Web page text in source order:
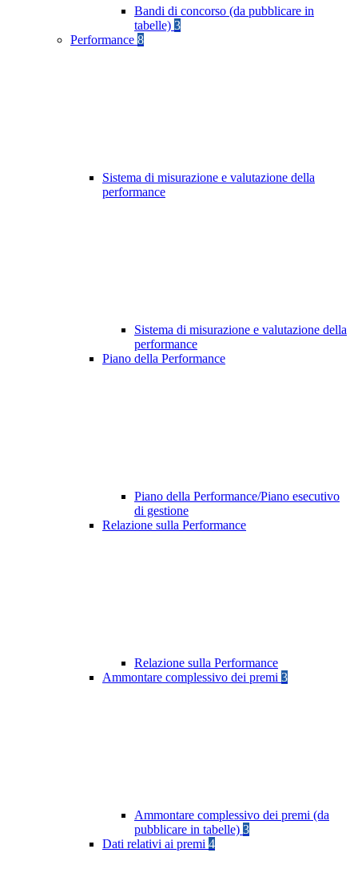
Bandi di concorso (da pubblicare in
tabelle) 3
Performance 8
Sistema di misurazione e valutazione della
performance
Sistema di misurazione e valutazione della
performance
Piano della Performance
Piano della Performance/Piano esecutivo
di gestione
Relazione sulla Performance
Relazione sulla Performance
Ammontare complessivo dei premi 3
Ammontare complessivo dei premi (da
pubblicare in tabelle) 3
Dati relativi ai premi 4